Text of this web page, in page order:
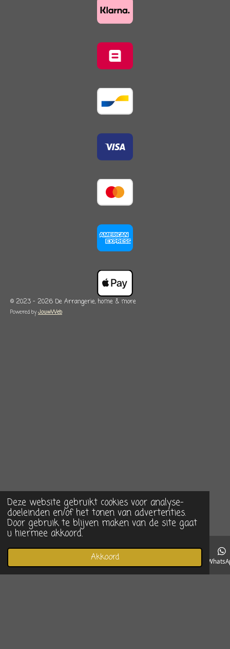
Deze website gebruikt cookies voor analyse-
doeleinden en/of het tonen van advertenties.
Door gebruik te blijven maken van de site gaat
u hiermee akkoord.
Akkoord
© 2023 - 2026 De Arrangerie, home & more
Powered byJouwWeb
Telefoonnummer